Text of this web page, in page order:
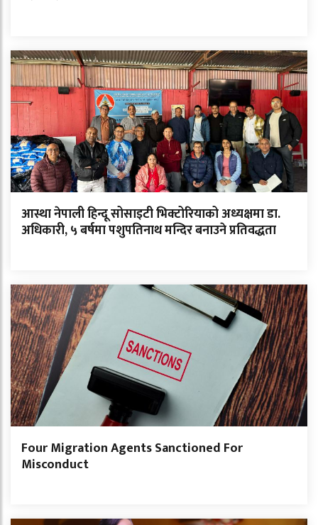
आस्था नेपाली हिन्दू सोसाइटी भिक्टोरियाको अध्यक्षमा डा.
अधिकारी, ५ बर्षमा पशुपतिनाथ मन्दिर बनाउने प्रतिवद्धता
Four Migration Agents Sanctioned For
Misconduct